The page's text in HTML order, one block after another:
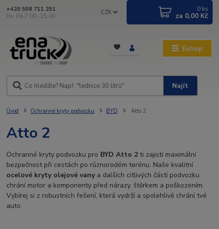
Eshop
CZK
Najít
+420 558 711 251
Po- Pá 7:00- 15:00
0 ks
za 0,00 Kč
Úvod Ochranné kryty podvozku BYD Atto 2
Atto 2
Ochranné kryty podvozku pro BYD Atto 2 ti zajistí maximální
bezpečnost při cestách po různorodém terénu. Naše kvalitní
ocelové kryty olejové vanya dalších citlivých částí podvozku
chrání motor a komponenty před nárazy, štěrkem a poškozením.
Vybírej si z robustních řešení, která vydrží a spolehlivě chrání tvé
auto.